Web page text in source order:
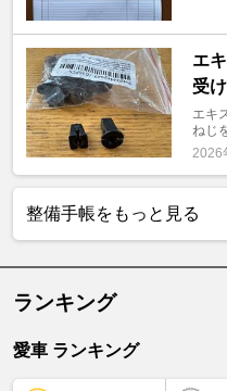
エ
受
エキ
ねじ
2026
整備手帳をもっと見る
ランキング
愛車 ランキング